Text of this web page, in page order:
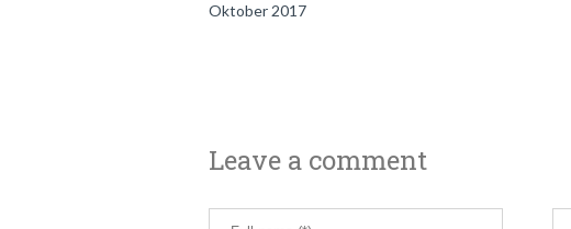
Oktober 2017
Leave a comment